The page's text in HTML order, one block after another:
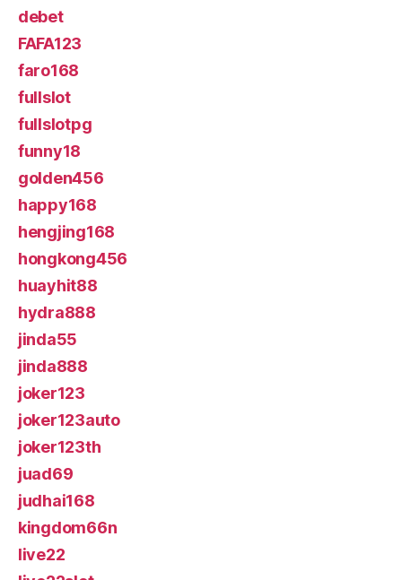
debet
FAFA123
faro168
fullslot
fullslotpg
funny18
golden456
happy168
hengjing168
hongkong456
huayhit88
hydra888
jinda55
jinda888
joker123
joker123auto
joker123th
juad69
judhai168
kingdom66n
live22